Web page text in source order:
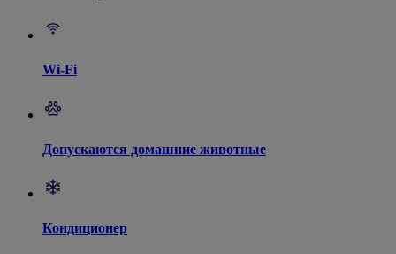
Wi-Fi
Допускаются домашние животные
Кондиционер